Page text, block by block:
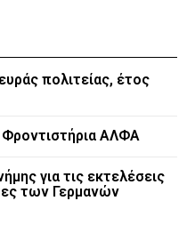
πολιτείας, έτος
Φροντιστήρια ΑΛΦΑ
για τις εκτελέσεις
των Γερμανών